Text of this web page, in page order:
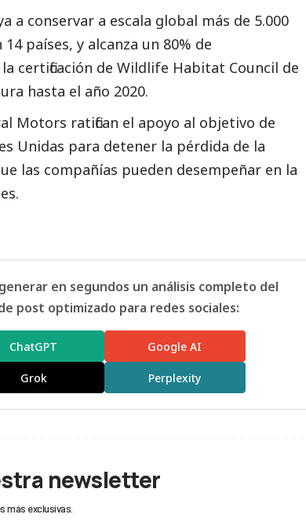
a conservar a escala global más de 5.000
países, y alcanza un 80% de
certificación de Wildlife Habitat Council de
hasta el año 2020.
Motors ratifican el apoyo al objetivo de
Unidas para detener la pérdida de la
las compañías pueden desempeñar en la
en segundos un análisis completo del
post optimizado para redes sociales:
ChatGPT Google AI
Grok Perplexity
newsletter
más exclusivas.